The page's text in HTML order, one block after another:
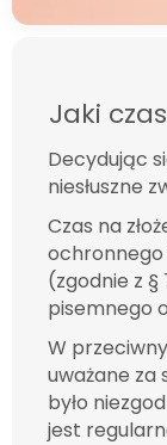
Jaki
Decydując
niesłuszne
Czas na
(zgodnie z
pisemnego
W
uważane za
było
jest